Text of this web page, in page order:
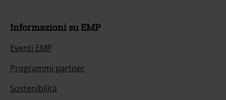
Informazioni su EMP
Eventi EMP
Programmi partner
Sostenibilità